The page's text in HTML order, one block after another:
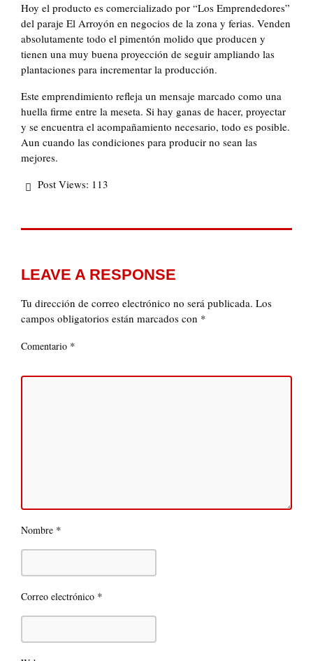
Hoy el producto es comercializado por “Los Emprendedores”
del paraje El Arroyón en negocios de la zona y ferias. Venden
absolutamente todo el pimentón molido que producen y
tienen una muy buena proyección de seguir ampliando las
plantaciones para incrementar la producción.
Este emprendimiento refleja un mensaje marcado como una
huella firme entre la meseta. Si hay ganas de hacer, proyectar
y se encuentra el acompañamiento necesario, todo es posible.
Aun cuando las condiciones para producir no sean las
mejores.
Post Views: 113
LEAVE A RESPONSE
Tu dirección de correo electrónico no será publicada. Los
campos obligatorios están marcados con *
Comentario *
Nombre *
Correo electrónico *